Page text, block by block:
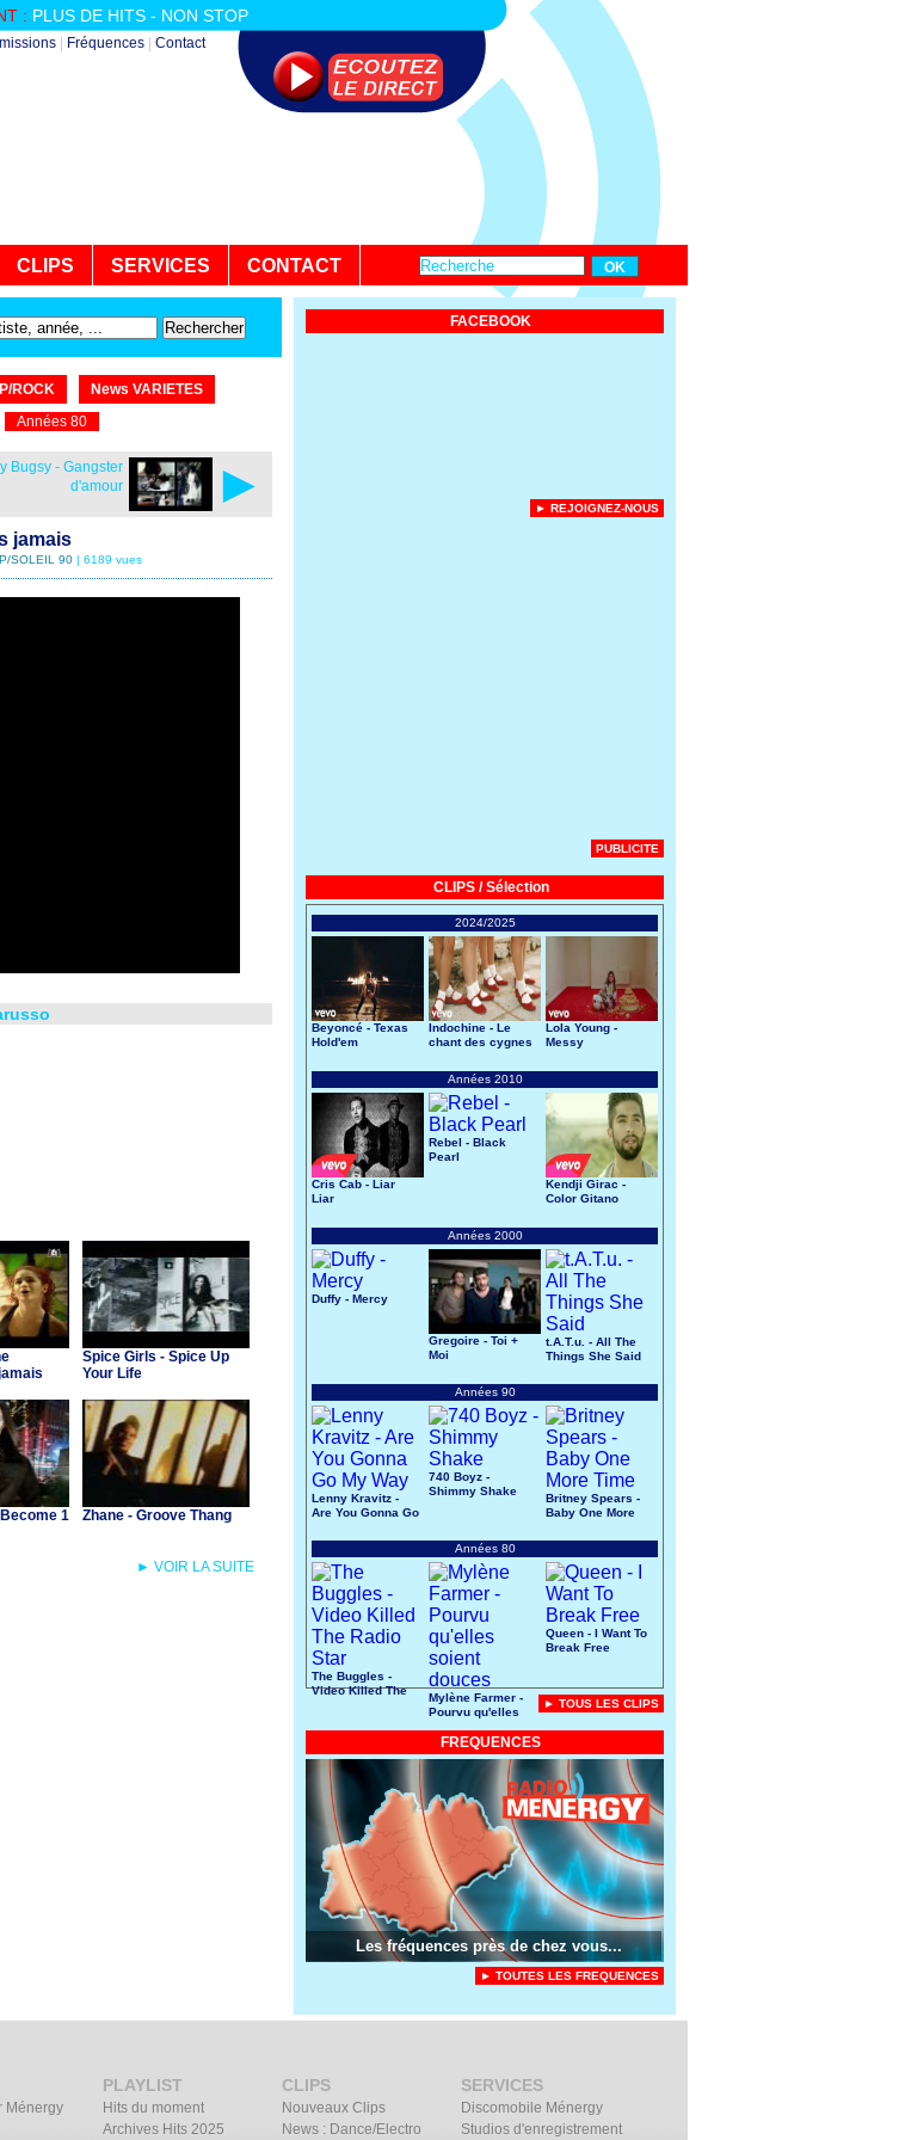
: PLUS DE HITS - NON STOP
Fréquences Contact
CLIPS SERVICES CONTACT
ROCK
News VARIETES
Années 80
►
Bugsy - Gangster
d'amour
jamais
SOLEIL 90 | 6189 vues
Spice Girls - Spice Up
Your Life
1 Zhane - Groove Thang
► VOIR LA SUITE
FACEBOOK
► REJOIGNEZ-NOUS
PUBLICITE
CLIPS / Sélection
2024/2025
Beyoncé - Texas
Hold'em
Indochine - Le
chant des cygnes
Lola Young -
Messy
Années 2010
Cris Cab - Liar
Liar
Rebel - Black
Pearl
Kendji Girac -
Color Gitano
Années 2000
Duffy - Mercy
Gregoire - Toi +
Moi
t.A.T.u. - All The
Things She Said
Années 90
Lenny Kravitz -
Are You Gonna Go
740 Boyz -
Shimmy Shake
Britney Spears -
Baby One More
Années 80
The Buggles -
Video Killed The
Mylène Farmer -
Pourvu qu'elles
Queen - I Want To
Break Free
► TOUS LES CLIPS
FREQUENCES
Les fréquences près de chez vous...
► TOUTES LES FREQUENCES
Ménergy
PLAYLIST
Hits du moment
Archives Hits 2025
CLIPS
Nouveaux Clips
News : Dance/Electro
SERVICES
Discomobile Ménergy
Studios d'enregistrement